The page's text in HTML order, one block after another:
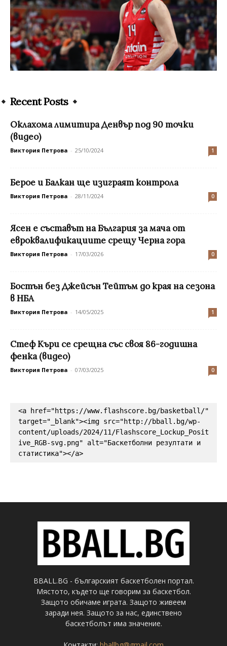
Recent Posts
Оклахома лимитира Денвър под 90 точки
(видео)
Виктория Петрова - 25/10/2024 1
Берое и Балкан ще изиграят контрола
Виктория Петрова - 28/11/2024 0
Ясен е съставът на България за мача от
евроквалификациите срещу Черна гора
Виктория Петрова - 17/03/2026 0
Бостън без Джейсън Тейтъм до края на сезона
в НБА
Виктория Петрова - 14/05/2025 1
Стеф Къри се срещна със своя 86-годишна
фенка (видео)
Виктория Петрова - 07/03/2025 0
<a href="https://www.flashscore.bg/basketball/"
target="_blank"><img src="http://bball.bg/wp-
content/uploads/2024/11/Flashscore_Lockup_Posit
ive_RGB-svg.png" alt="Баскетболни резултати и
статистика"></a>
BBALL.BG - българският баскетболен портал.
Мястото, където ще говорим за баскетбол.
Защото обичаме играта. Защото живеем
заради нея. Защото за нас, единствено
баскетболът има значение.